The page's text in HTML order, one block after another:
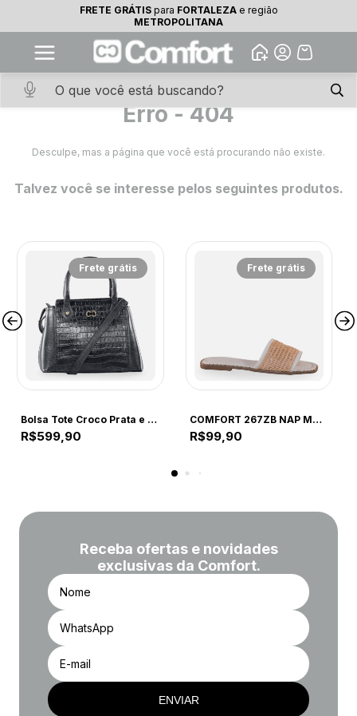
10% OFF na primeira compra
Baixe o app. Cupom BEMVINDO10
(100+)
Abrir
FRETE GRÁTISpara FORTALEZAe região
METROPOLITANA
Erro - 404
Desculpe, mas a página que você está procurando não existe.
Talvez você se interesse pelos seguintes produtos.
Frete grátis
Bolsa Tote Croco Prata e Preta
R$599,90
Frete grátis
COMFORT 267ZB NAP MAD OFF WHITE 267ZB OFF WHITE
R$99,90
Receba ofertas e novidades
exclusivas da Comfort.
ENVIAR